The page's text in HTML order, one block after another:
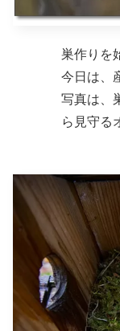
巣作りを
今日は、
写真は、
ら見守る